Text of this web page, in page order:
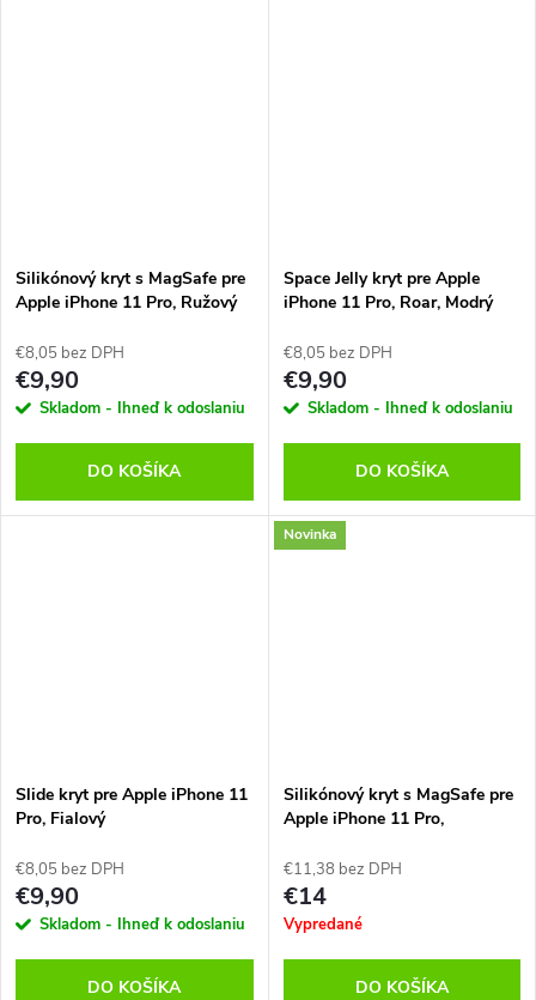
Silikónový kryt s MagSafe pre
Apple iPhone 11 Pro, Ružový
€8,05 bez DPH
€9,90
Skladom - Ihneď k odoslaniu
DO KOŠÍKA
Space Jelly kryt pre Apple
iPhone 11 Pro, Roar, Modrý
€8,05 bez DPH
€9,90
Skladom - Ihneď k odoslaniu
DO KOŠÍKA
Slide kryt pre Apple iPhone 11
Pro, Fialový
€8,05 bez DPH
€9,90
Skladom - Ihneď k odoslaniu
DO KOŠÍKA
Novinka
Silikónový kryt s MagSafe pre
Apple iPhone 11 Pro,
€11,38 bez DPH
€14
Vypredané
DO KOŠÍKA